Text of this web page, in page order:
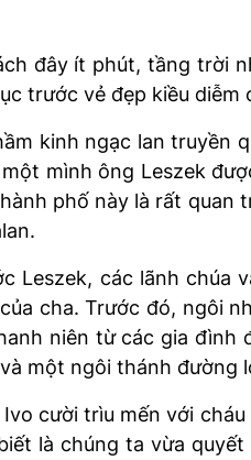
đây ít phút, tầng trời
trước vẻ đẹp kiều diễm
kinh ngạc lan truyền
mình ông Leszek
phố này là rất
Leszek, các lãnh
cha. Trước đó, ngôi
niên từ các gia
một ngôi thánh đường
cười trìu mến với
là chúng ta vừa